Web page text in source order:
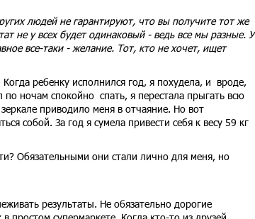
людей не гарантируют, что вы получите тот же
не у всех будет одинаковый - ведь все мы разные. У
все-таки - желание. Тот, кто не хочет, ищет
ребенку исполнился год, я похудела, и вроде,
ночам спокойно спать, я перестала прыгать всю
приводило меня в отчаяние. Но вот
собой. За год я сумела привести себя к весу 59 кг
Обязательными они стали лично для меня, но
результаты. Не обязательно дорогие